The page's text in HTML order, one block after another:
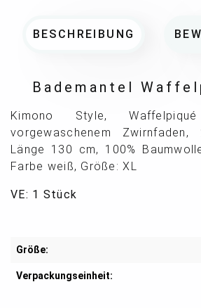
BESCHREIBUNG
Bademantel
Kimono Style,
vorgewaschenem Zwirnfaden,
Länge 130 cm, 100%
Farbe weiß, Größe: XL
VE: 1 Stück
Größe:
Verpackungseinheit: